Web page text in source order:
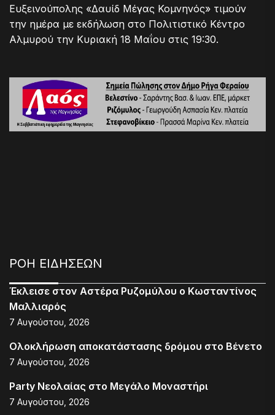
Ευξεινούπολης «Δαυίδ Μέγας Κομνηνός» τιμούν
την ημέρα με εκδήλωση στο Πολιτιστικό Κέντρο
Αλμυρού την Κυριακή 18 Μαΐου στις 19:30.
ΡΟΗ ΕΙΔΗΣΕΩΝ
Έκλεισε στον Αστέρα Ρυζομύλου ο Κωσταντίνος
Μαλλιαρός
7 Αυγούστου, 2026
Ολοκλήρωση αποκατάστασης δρόμου στο Βένετο
7 Αυγούστου, 2026
Party Νεολαίας στο Μεγάλο Μοναστήρι
7 Αυγούστου, 2026